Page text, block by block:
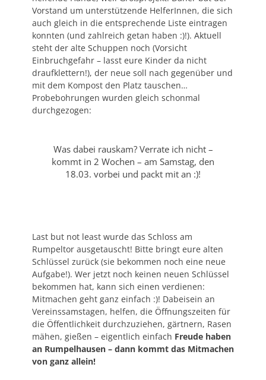
Vorstand um unterstützende HelferInnen, die sich
auch gleich in die entsprechende Liste eintragen
konnten (und zahlreich getan haben :)!). Aktuell
steht der alte Schuppen noch (Vorsicht
Einbruchgefahr – lasst eure Kinder da nicht
draufklettern!), der neue soll nach gegenüber und
mit dem Kompost den Platz tauschen…
Probebohrungen wurden gleich schonmal
durchgezogen:
Was dabei rauskam? Verrate ich nicht –
kommt in 2 Wochen – am Samstag, den
18.03. vorbei und packt mit an :)!
Last but not least wurde das Schloss am
Rumpeltor ausgetauscht! Bitte bringt eure alten
Schlüssel zurück (sie bekommen noch eine neue
Aufgabe!). Wer jetzt noch keinen neuen Schlüssel
bekommen hat, kann sich einen verdienen:
Mitmachen geht ganz einfach :)! Dabeisein an
Vereinssamstagen, helfen, die Öffnungszeiten für
die Öffentlichkeit durchzuziehen, gärtnern, Rasen
mähen, gießen – eigentlich einfach Freude haben
an Rumpelhausen – dann kommt das Mitmachen
von ganz allein!